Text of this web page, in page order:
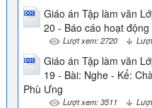
Giáo án Tập làm văn
20 - Báo cáo hoạt động
Lượt xem: 2720
Giáo án Tập làm văn
19 - Bài: Nghe - Kể:
Phù Ưng
Lượt xem: 3511